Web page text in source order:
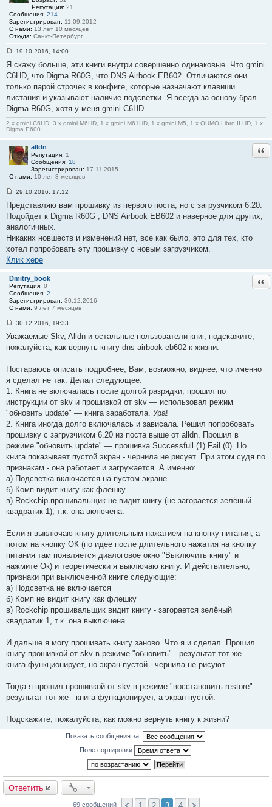
Репутация: 21
Сообщения: 214
Зарегистрирован: 11.09.2012
С нами: 13 лет 10 месяцев
Откуда: Санкт-Петербург
о
о
б
щ
н
и
е
#
5
19.10.2016, 14:00
Я скажу больше, эти книги внутри совершенно одинаковые. Что gmini
C6HD, что Digma R60G, что DNS Airbook EB602. Отличаются они
только парой строчек в конфиге, которые назначают клавиши
листания и указывают наличие подсветки. Я всегда за основу брал
Digma R60G, хотя у меня gmini C6HD.
2 x gmini C6HD, 3 x gmini M6HD, 1 x gmini M61HD, 1 x gmini M5, 1 x QUMO Libro II HD, 1 x
Digma E600
alldn
Репутация: 1
Сообщения: 18
Зарегистрирован: 17.11.2015
С нами: 10 лет 8 месяцев
о
б
щ
н
и
#
5
9
29.10.2016, 17:12
Представляю вам прошивку из первого поста, но с загрузчиком 6.20.
Подойдет к Digma R60G , DNS Airbook EB602 и наверное для других,
аналогичных.
Никаких новшеств и изменений нет, все как было, это для тех, кто
хотел попробовать эту прошивку с новым загрузчиком.
Клик хере
Dmitry_book
Репутация: 0
Сообщения: 2
Зарегистрирован: 30.12.2016
С нами: 9 лет 7 месяцев
о
б
н
и
е
#
6
0
30.12.2016, 19:33
Уважаемые Skv, Alldn и остальные пользователи книг, подскажите,
пожалуйста, как вернуть книгу dns airbook eb602 к жизни.
Постараюсь описать подробнее, Вам, возможно, виднее, что именно
я сделал не так. Делал следующее:
1. Книга не включалась после долгой разрядки, прошил по
инструкции от skv и прошивкой от skv — использовал режим
"обновить update" — книга заработала. Ура!
2. Книга иногда долго включалась и зависала. Решил попробовать
прошивку с загрузчиком 6.20 из поста выше от alldn. Прошил в
режиме "обновить update" — прошивка Successfull (1) Fail (0). Но
книга показывает пустой экран - чернила не рисует. При этом судя по
признакам - она работает и загружается. А именно:
а) Подсветка включается на пустом экране
б) Комп видит книгу как флешку
в) Rockchip прошивальщик не видит книгу (не загорается зелёный
квадратик 1), т.к. она включена.
Если я выключаю книгу длительным нажатием на кнопку питания, а
потом на кнопку ОК (по идее после длительного нажатия на кнопку
питания там появляется диалоговое окно "Выключить книгу" и
нажмите Ок) и теоретически я выключаю книгу. И действительно,
признаки при выключенной книге следующие:
а) Подсветка не включается
б) Комп не видит книгу как флешку
в) Rockchip прошивальщик видит книгу - загорается зелёный
квадратик 1, т.к. она выключена.
И дальше я могу прошивать книгу заново. Что я и сделал. Прошил
книгу прошивкой от skv в режиме "обновить" - результат тот же —
книга функционирует, но экран пустой - чернила не рисуют.
Тогда я прошил прошивкой от skv в режиме "восстановить restore" -
результат тот же - книга функционирует, а экран пустой.
Подскажите, пожалуйста, как можно вернуть книгу к жизни?
Показать сообщения за:
Поле сортировки
Ответить
69 сообщений